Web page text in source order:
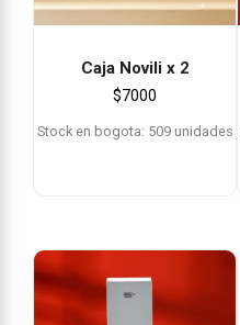
Caja Novili x 2
$7000
Stock en bogota: 509 unidades